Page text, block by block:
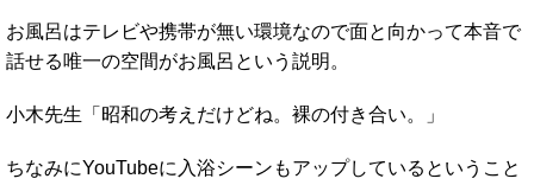
お風呂はテレビや携帯が無い環境なので面と向かって本音で
話せる唯一の空間がお風呂という説明。
小木先生「昭和の考えだけどね。裸の付き合い。」
ちなみにYouTubeに入浴シーンもアップしているということ